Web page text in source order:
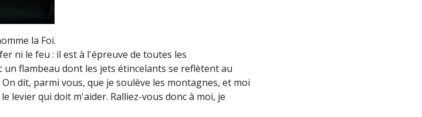
la Foi.
ni le feu : il est à l'épreuve de toutes les
flambeau dont les jets étincelants se reflètent au
dit, parmi vous, que je soulève les montagnes, et moi
levier qui doit m'aider. Ralliez-vous donc à moi, je